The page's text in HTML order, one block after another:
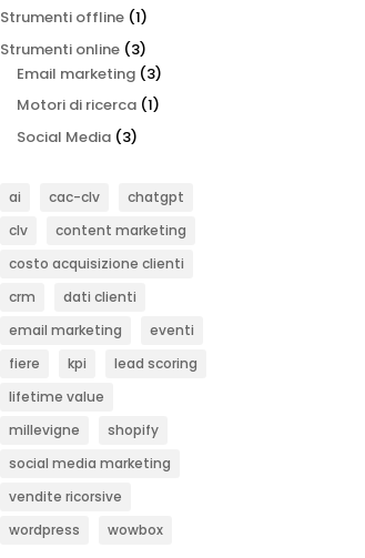
Strumenti offline (1)
Strumenti online (3)
Email marketing (3)
Motori di ricerca (1)
Social Media (3)
ai cac-clv
chatgpt
clv
content marketing
costo acquisizione clienti
crm
dati clienti
email marketing
eventi
fiere
kpi
lead scoring
lifetime value
millevigne
shopify
social media marketing
vendite ricorsive
wordpress
wowbox